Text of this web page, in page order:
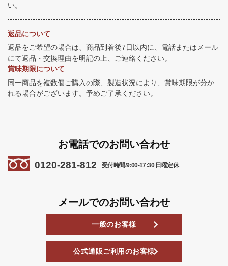
い。
返品について
返品をご希望の場合は、商品到着後7日以内に、電話またはメール
にて返品・交換理由を明記の上、ご連絡ください。
賞味期限について
同一商品を複数個ご購入の際、製造状況により、賞味期限が分か
れる場合がございます。予めご了承ください。
お電話でのお問い合わせ
0120-281-812 受付時間/9:00-17:30 日曜定休
メールでのお問い合わせ
一般のお客様
公式通販ご利用のお客様